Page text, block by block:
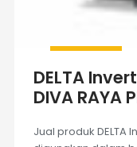
DELTA
DIVA RAYA
Jual produk DELTA